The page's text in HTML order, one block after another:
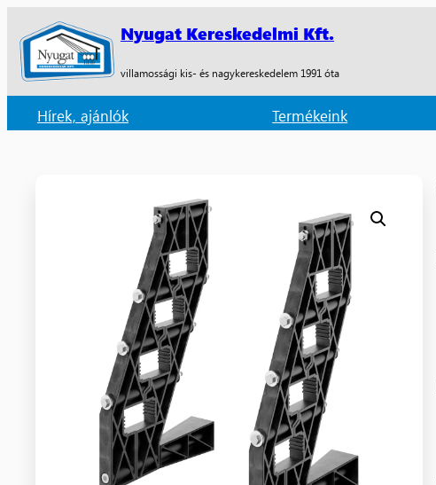
Nyugat Kereskedelmi Kft.
villamossági kis- és nagykereskedelem 1991 óta
Hírek, ajánlók Termékeink